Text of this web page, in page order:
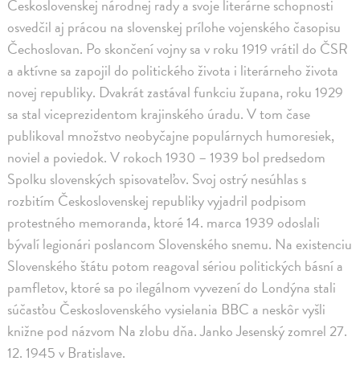
Československej národnej rady a svoje literárne schopnosti
osvedčil aj prácou na slovenskej prílohe vojenského časopisu
Čechoslovan. Po skončení vojny sa v roku 1919 vrátil do ČSR
a aktívne sa zapojil do politického života i literárneho života
novej republiky. Dvakrát zastával funkciu župana, roku 1929
sa stal viceprezidentom krajinského úradu. V tom čase
publikoval množstvo neobyčajne populárnych humoresiek,
noviel a poviedok. V rokoch 1930 – 1939 bol predsedom
Spolku slovenských spisovateľov. Svoj ostrý nesúhlas s
rozbitím Československej republiky vyjadril podpisom
protestného memoranda, ktoré 14. marca 1939 odoslali
bývalí legionári poslancom Slovenského snemu. Na existenciu
Slovenského štátu potom reagoval sériou politických básní a
pamfletov, ktoré sa po ilegálnom vyvezení do Londýna stali
súčasťou Československého vysielania BBC a neskôr vyšli
knižne pod názvom Na zlobu dňa. Janko Jesenský zomrel 27.
12. 1945 v Bratislave.